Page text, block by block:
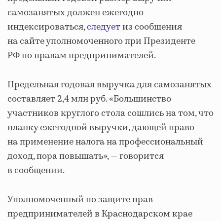
самозанятых должен ежегодно
индексироваться,следуетиз сообщения
на сайте уполномоченного при Президенте
РФ по правам предпринимателей.
Предельная годовая выручка для самозанятых
составляет 2,4 млн руб. «Большинство
участников круглого стола сошлись на том, что
планку ежегодной выручки, дающей право
на применение налога на профессиональный
доход, пора повышать», — говорится
в сообщении.
Уполномоченный по защите прав
предпринимателей в Краснодарском крае